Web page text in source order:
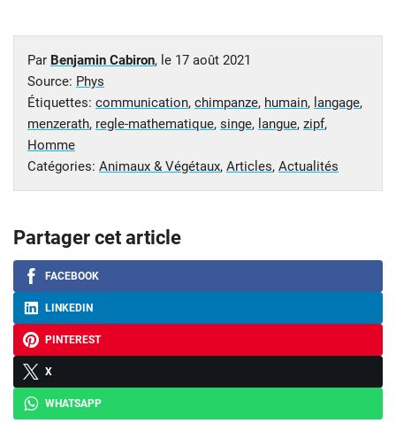
Par Benjamin Cabiron, le 17 août 2021
Source: Phys
Étiquettes: communication, chimpanze, humain, langage,
menzerath, regle-mathematique, singe, langue, zipf,
Homme
Catégories: Animaux & Végétaux, Articles, Actualités
Partager cet article
FACEBOOK
LINKEDIN
PINTEREST
X
WHATSAPP